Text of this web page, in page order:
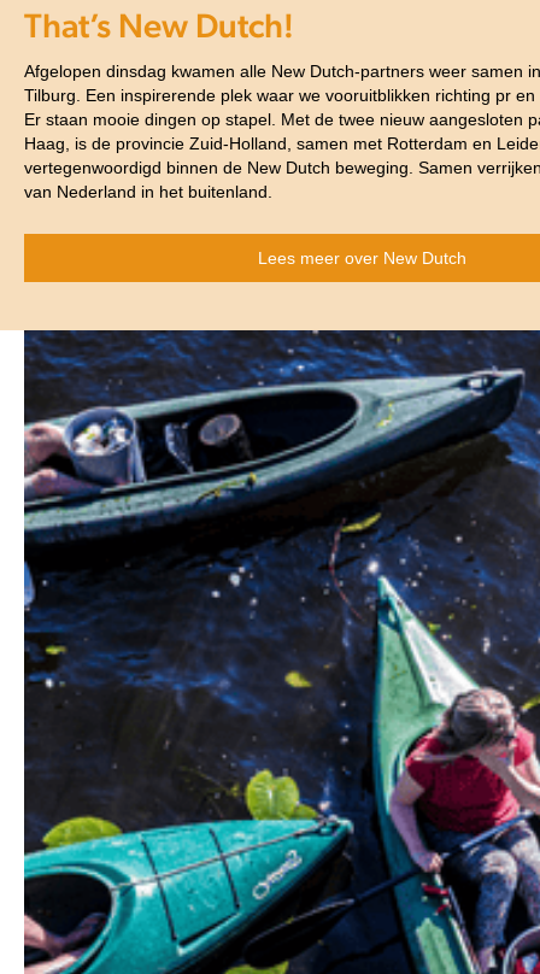
That’s New Dutch!
Afgelopen dinsdag kwamen alle New Dutch-partners weer samen
Tilburg. Een inspirerende plek waar we vooruitblikken richting pr
Er staan mooie dingen op stapel. Met de twee nieuw aangesloten
Haag, is de provincie Zuid-Holland, samen met Rotterdam en
vertegenwoordigd binnen de New Dutch beweging. Samen
van Nederland in het buitenland.
Lees meer over New Dutch